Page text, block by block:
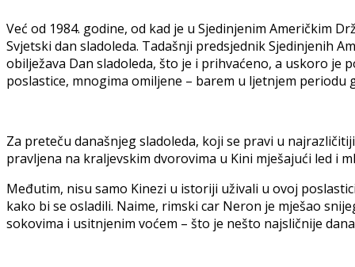
Već od 1984. godine, od kad je u Sjedinjenim Američkim
Svjetski dan sladoleda. Tadašnji predsjednik Sjedinjenih
obilježava Dan sladoleda, što je i prihvaćeno, a uskoro je
poslastice, mnogima omiljene – barem u ljetnjem periodu
Za preteču današnjeg sladoleda, koji se pravi u
pravljena na kraljevskim dvorovima u Kini mješajući led i
Međutim, nisu samo Kinezi u istoriji uživali u ovoj
kako bi se osladili. Naime, rimski car Neron je mješao
sokovima i usitnjenim voćem – što je nešto najsličnije